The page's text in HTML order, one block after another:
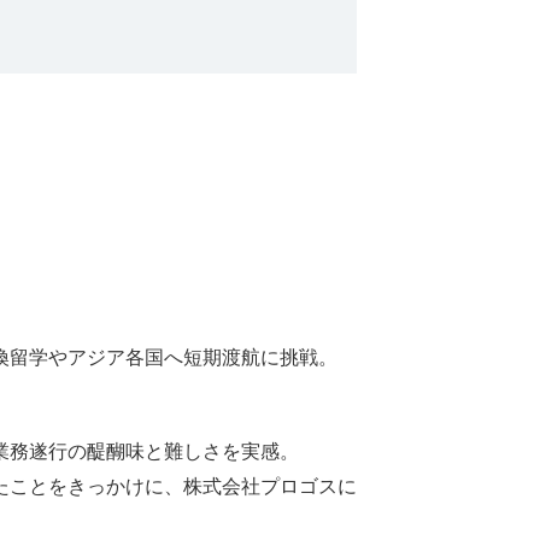
学やアジア各国へ短期渡航に挑戦。
遂行の醍醐味と難しさを実感。
とをきっかけに、株式会社プロゴスに